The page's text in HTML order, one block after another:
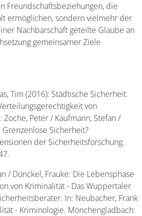
Freundschaftsbeziehungen, die
ermöglichen, sondern vielmehr der
Nachbarschaft geteilte Glaube an
gemeinsamer Ziele
Tim (2016): Städtische Sicherheit.
von
Peter / Kaufmann, Stefan /
Sicherheit?
der Sicherheitsforschung.
/ Dünckel, Frauke: Die Lebensphase
von Kriminalität - Das Wuppertaler
In: Neubacher, Frank
- Kriminologie. Mönchengladbach: